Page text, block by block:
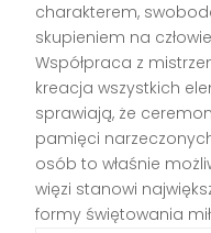
charakterem,
skupieniem na
Współpraca z
kreacja wszystkich
sprawiają, że
pamięci
osób to właśnie
więzi stanowi
formy świętowania